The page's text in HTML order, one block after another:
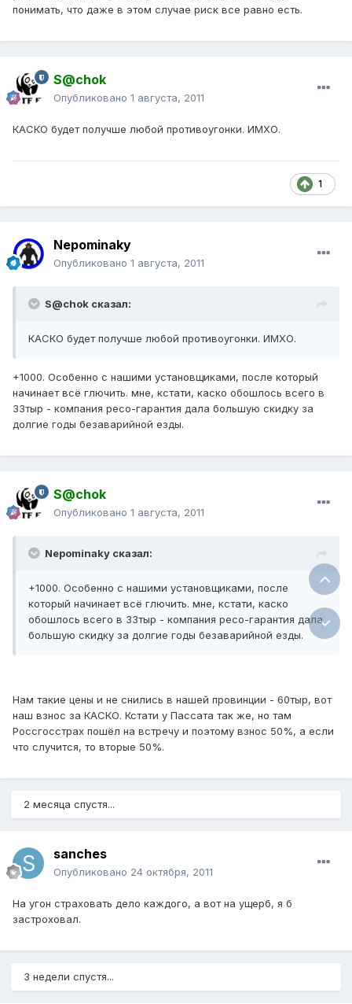
понимать, что даже в этом случае риск все равно есть.
S@chok
Опубликовано 1 августа, 2011
КАСКО будет получше любой противоугонки. ИМХО.
1
Nepominaky
Опубликовано 1 августа, 2011
S@chok сказал:
КАСКО будет получше любой противоугонки. ИМХО.
+1000. Особенно с нашими установщиками, после который
начинает всё глючить. мне, кстати, каско обошлось всего в
33тыр - компания ресо-гарантия дала большую скидку за
долгие годы безаварийной езды.
S@chok
Опубликовано 1 августа, 2011
Nepominaky сказал:
+1000. Особенно с нашими установщиками, после
который начинает всё глючить. мне, кстати, каско
обошлось всего в 33тыр - компания ресо-гарантия дала
большую скидку за долгие годы безаварийной езды.
Нам такие цены и не снились в нашей провинции - 60тыр, вот
наш взнос за КАСКО. Кстати у Пассата так же, но там
Россгосстрах пошёл на встречу и поэтому взнос 50%, а если
что случится, то вторые 50%.
2 месяца спустя...
sanches
Опубликовано 24 октября, 2011
На угон страховать дело каждого, а вот на ущерб, я б
застроховал.
3 недели спустя...